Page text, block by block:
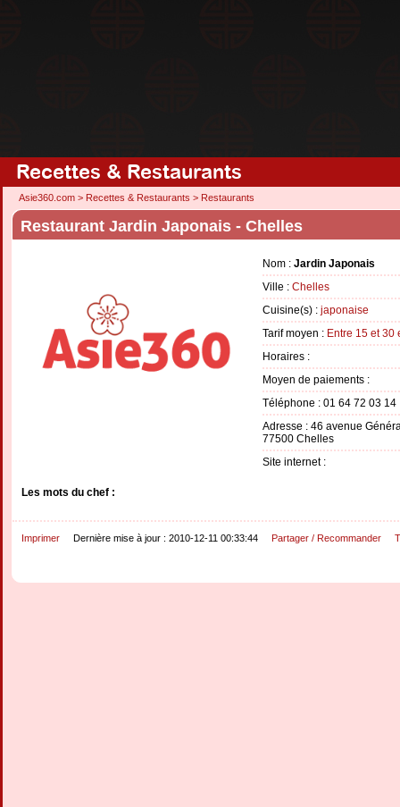
Recettes & Restaurants
Asie360.com > Recettes & Restaurants > Restaurants
Restaurant Jardin Japonais - Chelles
Nom : Jardin Japonais
Ville : Chelles
Cuisine(s) : japonaise
Tarif moyen : Entre 15 et 30
Horaires :
Moyen de paiements :
Téléphone : 01 64 72 03 14
Adresse : 46 avenue
77500 Chelles
Site internet :
Les mots du chef :
Imprimer Dernière mise à jour : 2010-12-11 00:33:44 Partager / Recommander